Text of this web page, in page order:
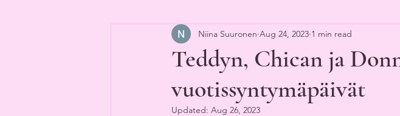
Teddyn, Chican ja
vuotissyntymäpäivät
Niina Suuronen Aug 24, 2023 1 min read
Updated: Aug 26, 2023